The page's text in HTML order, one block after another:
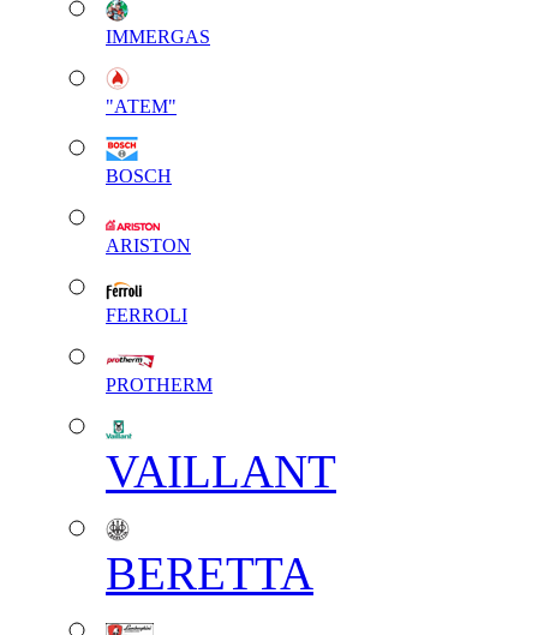
IMMERGAS
"АТЕМ"
BOSCH
ARISTON
FERROLI
PROTHERM
VAILLANT
BERETTA